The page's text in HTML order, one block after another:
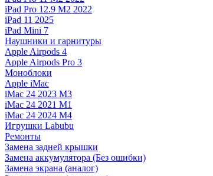
iPad Pro 12.9 M2 2022
iPad 11 2025
iPad Mini 7
Наушники и гарнитуры
Apple Airpods 4
Apple Airpods Pro 3
Моноблоки
Apple iMac
iMac 24 2023 M3
iMac 24 2021 M1
iMac 24 2024 M4
Игрушки Labubu
Ремонты
Замена задней крышки
Замена аккумулятора (Без ошибки)
Замена экрана (аналог)